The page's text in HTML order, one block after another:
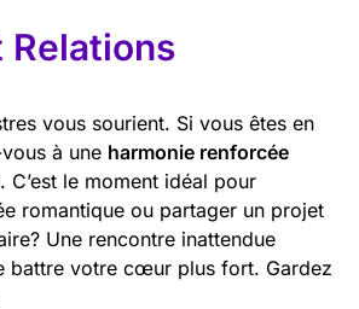
Relations
vous sourient. Si vous êtes en
à une harmonie renforcée
le moment idéal pour
romantique ou partager un projet
Une rencontre inattendue
battre votre cœur plus fort. Gardez